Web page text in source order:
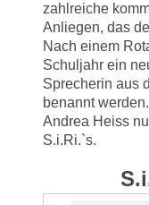
zahlreiche
Anliegen, das
Nach einem
Schuljahr ein
Sprecherin aus
benannt
Andrea Heiss
S.i.Ri.`s.